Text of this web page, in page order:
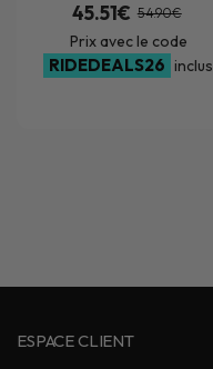
45.51€ 54.90€
Prix avec le code
RIDEDEALS26 inclus
ESPACE CLIENT